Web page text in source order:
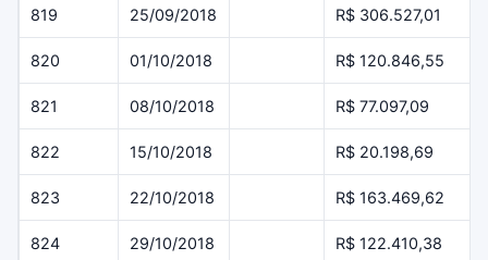
819 25/09/2018 R$ 306.527,01
820 01/10/2018 R$ 120.846,55
821 08/10/2018 R$ 77.097,09
822 15/10/2018 R$ 20.198,69
823 22/10/2018 R$ 163.469,62
824 29/10/2018 R$ 122.410,38